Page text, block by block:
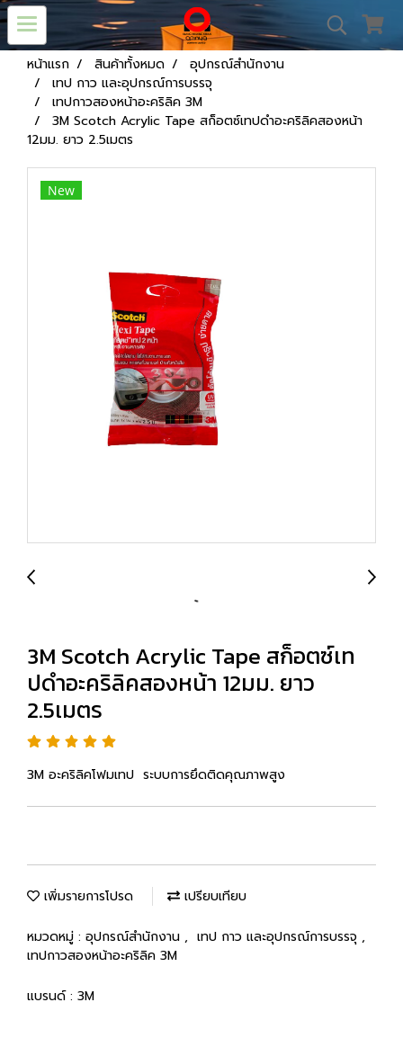
หน้าแรก สินค้าทั้งหมด
อุปกรณ์สำนักงาน
เทป กาว และอุปกรณ์การบรรจุ
เทปกาวสองหน้าอะคริลิค 3M
3M Scotch Acrylic Tape สก็อตซ์เทปดำอะคริลิคสองหน้า
12มม. ยาว 2.5เมตร
New
3M Scotch Acrylic Tape สก็อตซ์เท
ปดำอะคริลิคสองหน้า 12มม. ยาว
2.5เมตร
3M อะคริลิคโฟมเทป ระบบการยึดติดคุณภาพสูง
เพิ่มรายการโปรด เปรียบเทียบ
หมวดหมู่ : อุปกรณ์สำนักงาน , เทป กาว และอุปกรณ์การบรรจุ ,
เทปกาวสองหน้าอะคริลิค 3M
แบรนด์ : 3M